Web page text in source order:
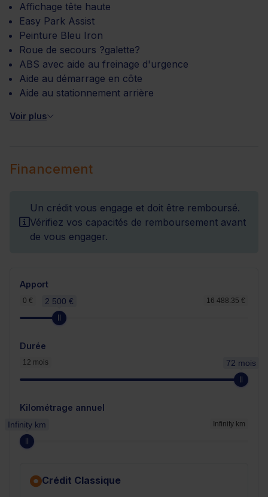
Affichage tête haute
Easy Park Assist
Peinture Bleu Iron
Roue de secours ?galette?
ABS avec aide au freinage d'urgence
Aide au démarrage en côte
Aide au stationnement arrière
Voir plus
Financement
Un crédit vous engage et doit être remboursé.
Vérifiez vos capacités de remboursement avant
de vous engager.
Apport
0 € 16 488.35 €
2 500 €
Durée
12 mois 72 mois
Kilométrage annuel
Infinity km
Infinity km
Crédit Classique